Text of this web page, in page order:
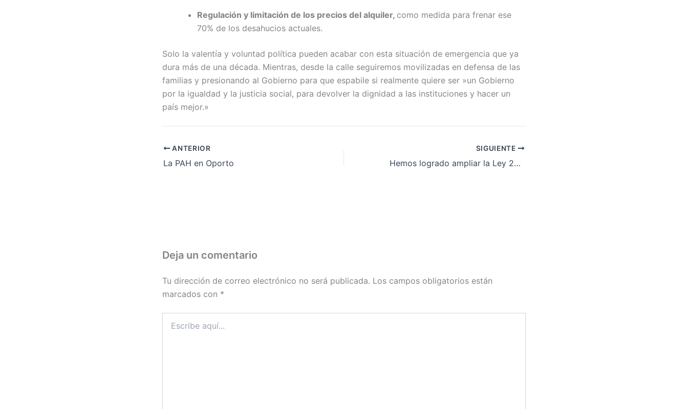
Regulación y limitación de los precios del alquiler, como medida para frenar ese
70% de los desahucios actuales.
Solo la valentía y voluntad política pueden acabar con esta situación de emergencia que ya
dura más de una década. Mientras, desde la calle seguiremos movilizadas en defensa de las
familias y presionando al Gobierno para que espabile si realmente quiere ser »un Gobierno
por la igualdad y la justicia social, para devolver la dignidad a las instituciones y hacer un
país mejor.»
ANTERIOR
La PAH en Oporto
SIGUIENTE
Hemos logrado ampliar la Ley 24/2015 catalana adaptándola a las nuevas caras de la emergencia habitacional
Deja un comentario
Tu dirección de correo electrónico no será publicada. Los campos obligatorios están
marcados con *
aquí...